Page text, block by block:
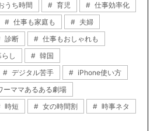
うち時間 育児
仕事効率化
仕事も家庭も
夫婦
診断
仕事もおしゃれも
し
韓国
デジタル苦手
iPhone使い方
ーママあるある劇場
時短 女の時間割
時事ネタ